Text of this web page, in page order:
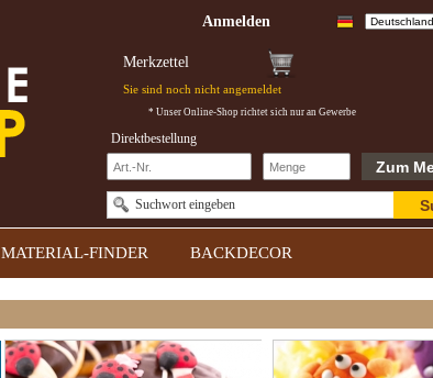
Anmelden
Merkzettel
Sie sind noch nicht angemeldet
* Unser Online-Shop richtet sich nur an Gewerbe
Suchwort eingeben
Direktbestellung
Zum
MATERIAL-FINDER BACKDECOR